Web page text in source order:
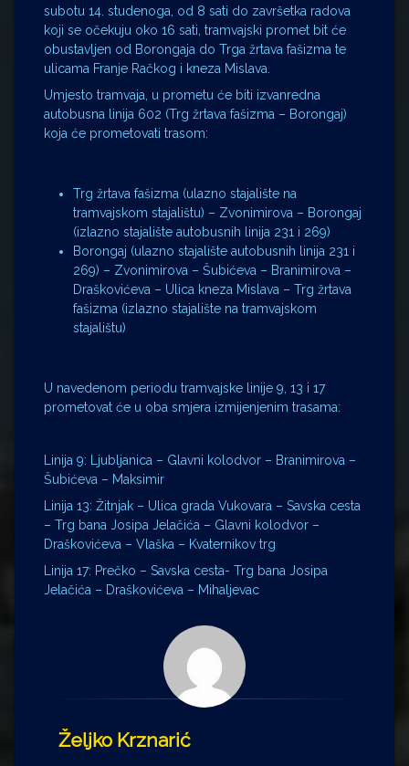
subotu 14. studenoga, od 8 sati do završetka radova
koji se očekuju oko 16 sati, tramvajski promet bit će
obustavljen od Borongaja do Trga žrtava fašizma te
ulicama Franje Račkog i kneza Mislava.
Umjesto tramvaja, u prometu će biti izvanredna
autobusna linija 602 (Trg žrtava fašizma – Borongaj)
koja će prometovati trasom:
Trg žrtava fašizma (ulazno stajalište na
tramvajskom stajalištu) – Zvonimirova – Borongaj
(izlazno stajalište autobusnih linija 231 i 269)
Borongaj (ulazno stajalište autobusnih linija 231 i
269) – Zvonimirova – Šubićeva – Branimirova –
Draškovićeva – Ulica kneza Mislava – Trg žrtava
fašizma (izlazno stajalište na tramvajskom
stajalištu)
U navedenom periodu tramvajske linije 9, 13 i 17
prometovat će u oba smjera izmijenjenim trasama:
Linija 9: Ljubljanica – Glavni kolodvor – Branimirova –
Šubićeva – Maksimir
Linija 13: Žitnjak – Ulica grada Vukovara – Savska cesta
– Trg bana Josipa Jelačića – Glavni kolodvor –
Draškovićeva – Vlaška – Kvaternikov trg
Linija 17: Prečko – Savska cesta- Trg bana Josipa
Jelačića – Draškovićeva – Mihaljevac
Željko Krznarić